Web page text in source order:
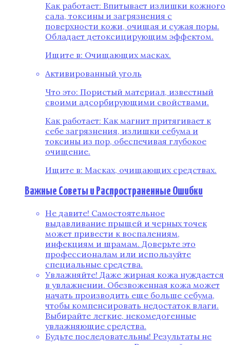
Как работает: Впитывает излишки кожного
сала, токсины и загрязнения с
поверхности кожи, очищая и сужая поры.
Обладает детоксицирующим эффектом.
Ищите в: Очищающих масках.
Активированный уголь
Что это: Пористый материал, известный
своими адсорбирующими свойствами.
Как работает: Как магнит притягивает к
себе загрязнения, излишки себума и
токсины из пор, обеспечивая глубокое
очищение.
Ищите в: Масках, очищающих средствах.
Важные Советы и Распространенные Ошибки
Не давите! Самостоятельное
выдавливание прыщей и черных точек
может привести к воспалениям,
инфекциям и шрамам. Доверьте это
профессионалам или используйте
специальные средства.
Увлажняйте! Даже жирная кожа нуждается
в увлажнении. Обезвоженная кожа может
начать производить еще больше себума,
чтобы компенсировать недостаток влаги.
Выбирайте легкие, некомедогенные
увлажняющие средства.
Будьте последовательны! Результаты не